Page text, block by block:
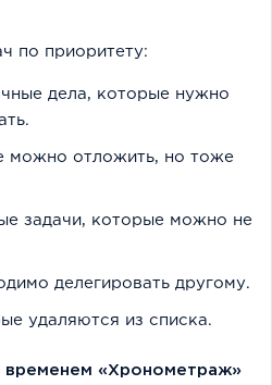
по приоритету:
дела, которые нужно
можно отложить, но тоже
задачи, которые можно не
делегировать другому.
удаляются из списка.
временем «Хронометраж»